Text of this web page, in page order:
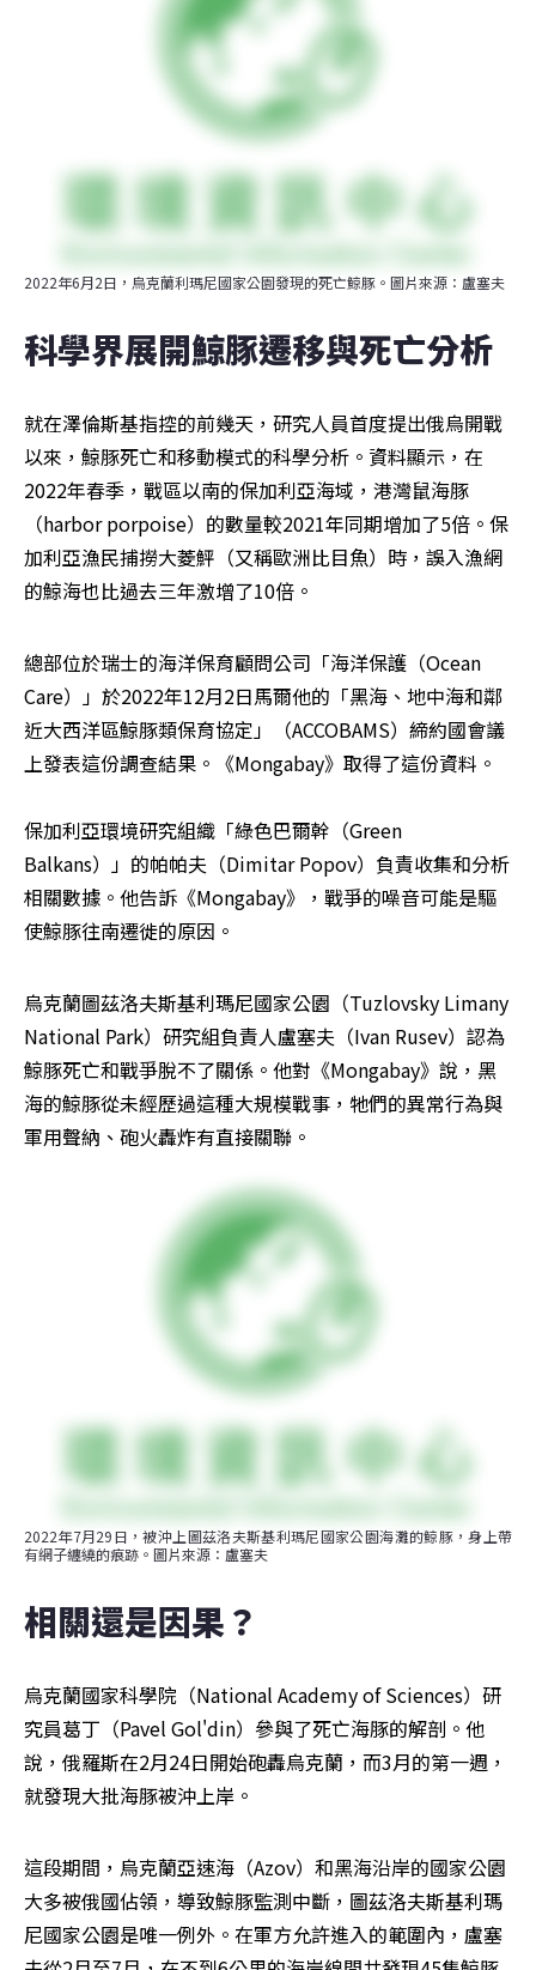
2022年6月2日，烏克蘭利瑪尼國家公園發現的死亡鯨豚。圖片來源：盧塞夫
科學界展開鯨豚遷移與死亡分析
就在澤倫斯基指控的前幾天，研究人員首度提出俄烏開戰
以來，鯨豚死亡和移動模式的科學分析。資料顯示，在
2022年春季，戰區以南的保加利亞海域，港灣鼠海豚
（harbor porpoise）的數量較2021年同期增加了5倍。保
加利亞漁民捕撈大菱鮃（又稱歐洲比目魚）時，誤入漁網
的鯨海也比過去三年激增了10倍。
總部位於瑞士的海洋保育顧問公司「海洋保護（Ocean
Care）」於2022年12月2日馬爾他的「黑海、地中海和鄰
近大西洋區鯨豚類保育協定」（ACCOBAMS）締約國會議
上發表這份調查結果。《Mongabay》取得了這份資料。
保加利亞環境研究組織「綠色巴爾幹（Green
Balkans）」的帕帕夫（Dimitar Popov）負責收集和分析
相關數據。他告訴《Mongabay》，戰爭的噪音可能是驅
使鯨豚往南遷徙的原因。
烏克蘭圖茲洛夫斯基利瑪尼國家公園（Tuzlovsky Limany
National Park）研究組負責人盧塞夫（Ivan Rusev）認為
鯨豚死亡和戰爭脫不了關係。他對《Mongabay》說，黑
海的鯨豚從未經歷過這種大規模戰事，牠們的異常行為與
軍用聲納、砲火轟炸有直接關聯。
2022年7月29日，被沖上圖茲洛夫斯基利瑪尼國家公園海灘的鯨豚，身上帶
有網子纏繞的痕跡。圖片來源：盧塞夫
相關還是因果？
烏克蘭國家科學院（National Academy of Sciences）研
究員葛丁（Pavel Gol'din）參與了死亡海豚的解剖。他
說，俄羅斯在2月24日開始砲轟烏克蘭，而3月的第一週，
就發現大批海豚被沖上岸。
這段期間，烏克蘭亞速海（Azov）和黑海沿岸的國家公園
大多被俄國佔領，導致鯨豚監測中斷，圖茲洛夫斯基利瑪
尼國家公園是唯一例外。在軍方允許進入的範圍內，盧塞